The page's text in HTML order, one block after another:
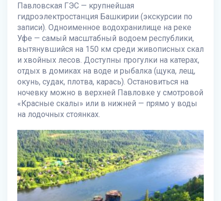
Павловская ГЭС — крупнейшая
гидроэлектростанция Башкирии (экскурсии по
записи). Одноименное водохранилище на реке
Уфе — самый масштабный водоем республики,
вытянувшийся на 150 км среди живописных скал
и хвойных лесов. Доступны прогулки на катерах,
отдых в домиках на воде и рыбалка (щука, лещ,
окунь, судак, плотва, карась). Остановиться на
ночевку можно в верхней Павловке у смотровой
«Красные скалы» или в нижней — прямо у воды
на лодочных стоянках.